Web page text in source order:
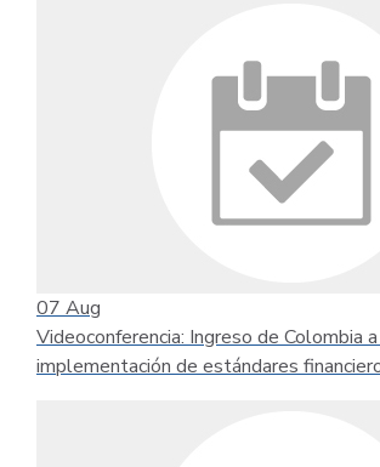
07 Aug
Videoconferencia: Ingreso de Colombia
implementación de estándares